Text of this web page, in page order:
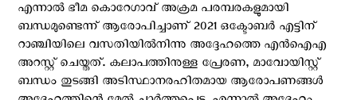
എന്നാല്‍ ഭീമ കൊറേഗാവ് അക്രമ പരമ്പരകളുമായി
ബന്ധമുണ്ടെന്ന് ആരോപിച്ചാണ് 2021 ഒക്ടോബര്‍ എട്ടിന്
റാഞ്ചിയിലെ വസതിയില്‍നിന്നു അദ്ദേഹത്തെ എന്‍ഐഎ
അറസ്റ്റ് ചെയ്തത്. കലാപത്തിനുള്ള പ്രേരണ, മാവോയിസ്റ്റ്
ബന്ധം തുടങ്ങി അടിസ്ഥാനരഹിതമായ ആരോപണങ്ങള്‍